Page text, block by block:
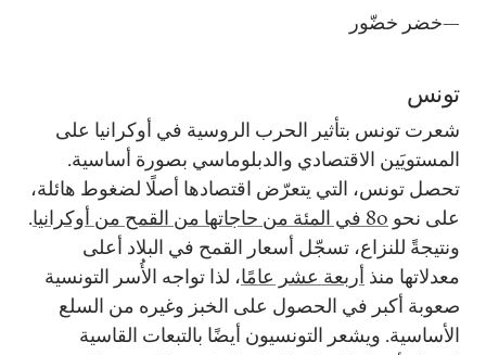
—خضر خضّور
تونس
شعرت تونس بتأثير الحرب الروسية في أوكرانيا على
المستويَين الاقتصادي والدبلوماسي بصورة أساسية.
تحصل تونس، التي يتعرّض اقتصادها أصلًا لضغوط هائلة،
على نحو 80 في المئة من حاجاتها من القمح من أوكرانيا
.
ونتيجةً للنزاع، تسجّل أسعار القمح في البلاد أعلى
معدلاتها منذ أربعة عشر عامًا، لذا تواجه الأُسر التونسية
صعوبة أكبر في الحصول على الخبز وغيره من السلع
الأساسية. ويشعر التونسيون أيضًا بالتبعات القاسية